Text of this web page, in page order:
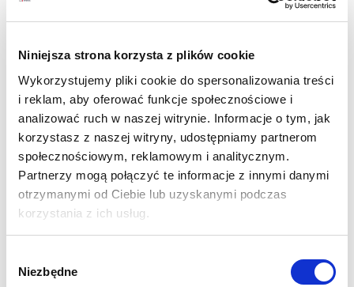
Niniejsza strona korzysta z plików cookie
Wykorzystujemy pliki cookie do spersonalizowania treści
i reklam, aby oferować funkcje społecznościowe i
analizować ruch w naszej witrynie. Informacje o tym, jak
korzystasz z naszej witryny, udostępniamy partnerom
społecznościowym, reklamowym i analitycznym.
Partnerzy mogą połączyć te informacje z innymi danymi
otrzymanymi od Ciebie lub uzyskanymi podczas
korzystania z ich usług.
zgody
Niezbędne